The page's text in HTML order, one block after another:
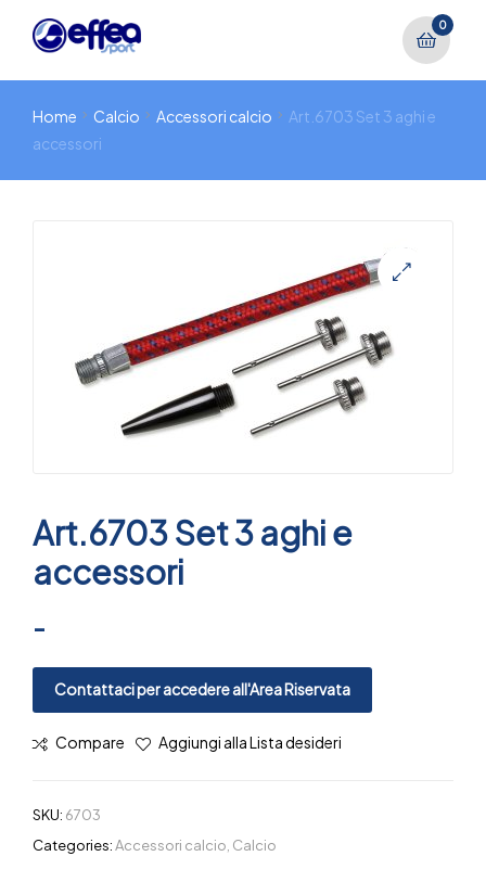
0
Home Calcio Accessori calcio
Art.6703 Set 3 aghi e
accessori
Art.6703 Set 3 aghi e
accessori
-
Contattaci per accedere all'Area Riservata
Compare Aggiungi alla Lista desideri
SKU: 6703
Categories:Accessori calcio Calcio